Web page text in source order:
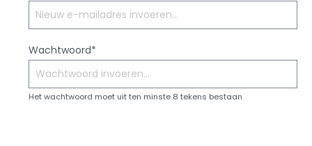
Wachtwoord*
Het wachtwoord moet uit ten minste 8 tekens bestaan